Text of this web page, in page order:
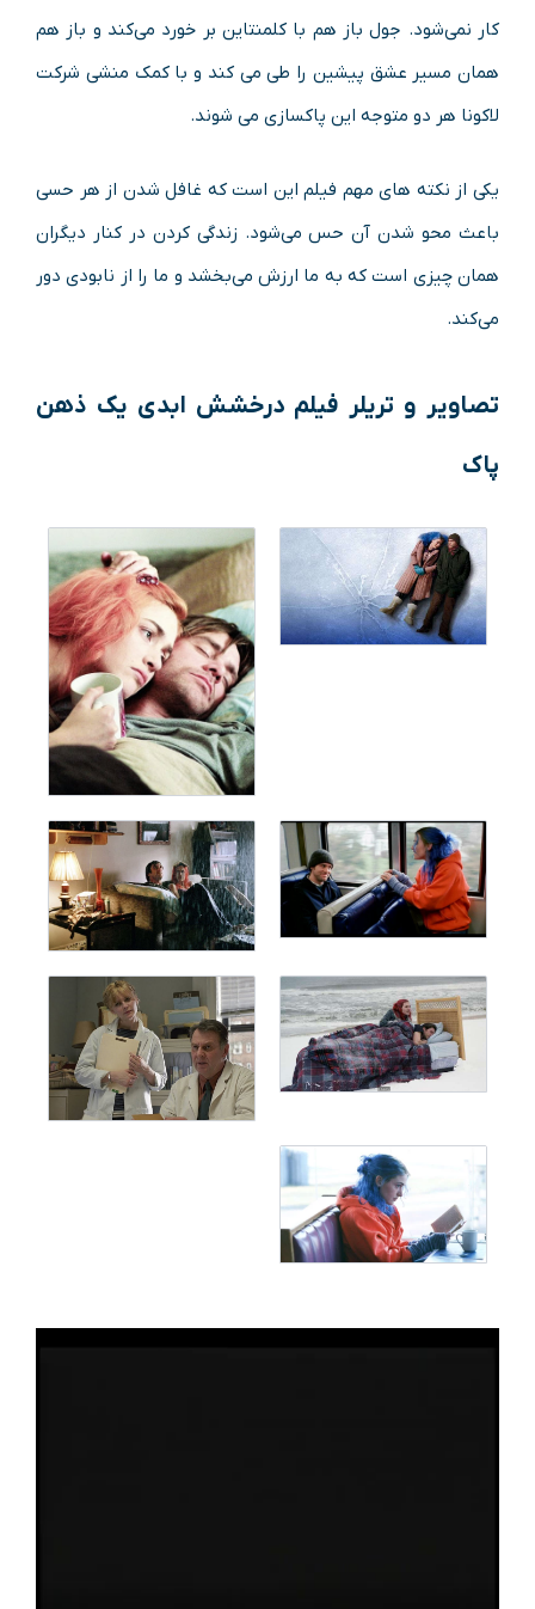
کار نمی‌شود. جول باز هم با کلمنتاین بر خورد می‌کند و باز هم
همان مسیر عشق پیشین را طی می کند و با کمک منشی شرکت
لاکونا هر دو متوجه این پاکسازی می شوند.
یکی از نکته‌ های مهم فیلم این است که غافل شدن از هر حسی
باعث محو شدن آن حس می‌شود. زندگی کردن در کنار دیگران
همان چیزی است که به ما ارزش می‌بخشد و ما را از نابودی دور
می‌کند.
تصاویر و تریلر فیلم درخشش ابدی یک ذهن
پاک